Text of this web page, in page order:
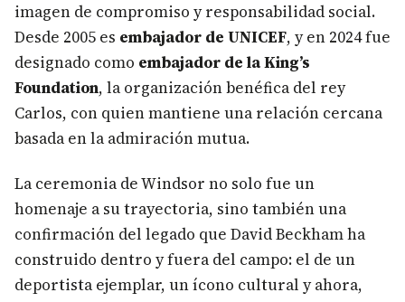
imagen de compromiso y responsabilidad social.
Desde 2005 es embajador de UNICEF, y en 2024 fue
designado como embajador de la King’s
Foundation, la organización benéfica del rey
Carlos, con quien mantiene una relación cercana
basada en la admiración mutua.
La ceremonia de Windsor no solo fue un
homenaje a su trayectoria, sino también una
confirmación del legado que David Beckham ha
construido dentro y fuera del campo: el de un
deportista ejemplar, un ícono cultural y ahora,